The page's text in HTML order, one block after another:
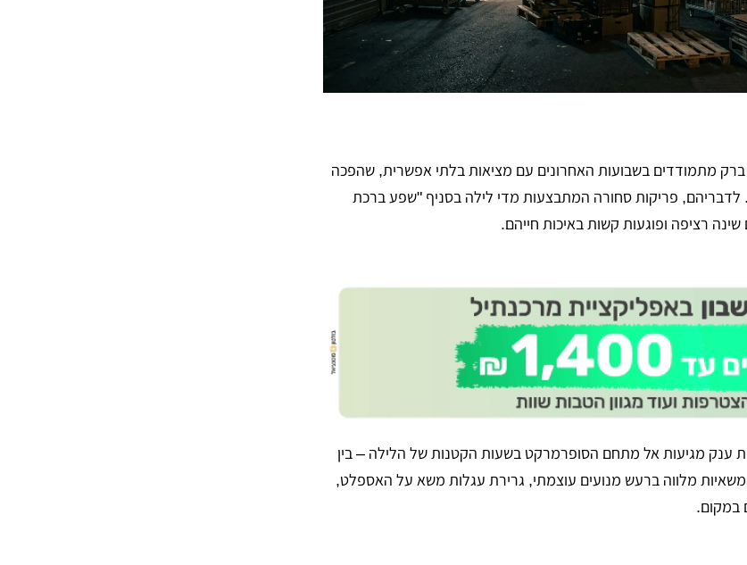
ברק מתמודדים בשבועות האחרונים עם מציאות בלתי אפשרית, שהפכה
פריקות סחורה המתבצעות מדי לילה בסניף "שפע ברכת
רציפה ופוגעות קשות באיכות חייהם.
ענק מגיעות אל מתחם הסופרמרקט בשעות הקטנות של הלילה – בין
בוקר. הגעת המשאיות מלווה ברעש מנועים עוצמתי, גרירת עגלות משא על האספלט,
במקום.